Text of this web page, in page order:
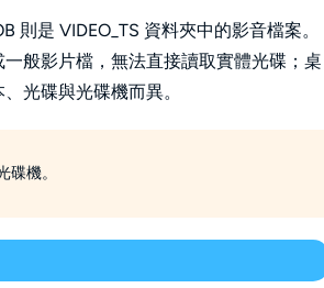
是 VIDEO_TS 資料夾中的影音檔案。
般影片檔，無法直接讀取實體光碟；桌
光碟與光碟機而異。
機。